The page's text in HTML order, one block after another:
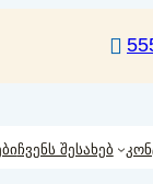
ჩვენს შესახებ